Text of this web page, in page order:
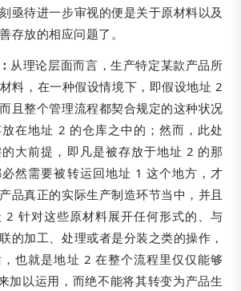
亟待进一步审视的便是关于原材料以及
存放的相应问题了。
从理论层面而言，生产特定某款产品所
料，在一种假设情境下，即假设地址 2
且整个管理流程都契合规定的这种状况
在地址 2 的仓库之中的；然而，此处
大前提，即凡是被存放于地址 2 的那
然需要被转运回地址 1 这个地方，才
品真正的实际生产制造环节当中，并且
2 针对这些原材料展开任何形式的、与
的加工、处理或者是分装之类的操作，
也就是地址 2 在整个流程里仅仅能够
加以运用，而绝不能将其转变为产品生